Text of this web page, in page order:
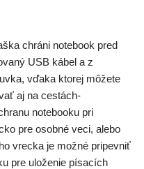
chráni notebook pred
USB kábel a z
vďaka ktorej môžete
aj na cestách-
notebooku pri
pre osobné veci, alebo
vrecka je možné pripevniť
pre uloženie písacích